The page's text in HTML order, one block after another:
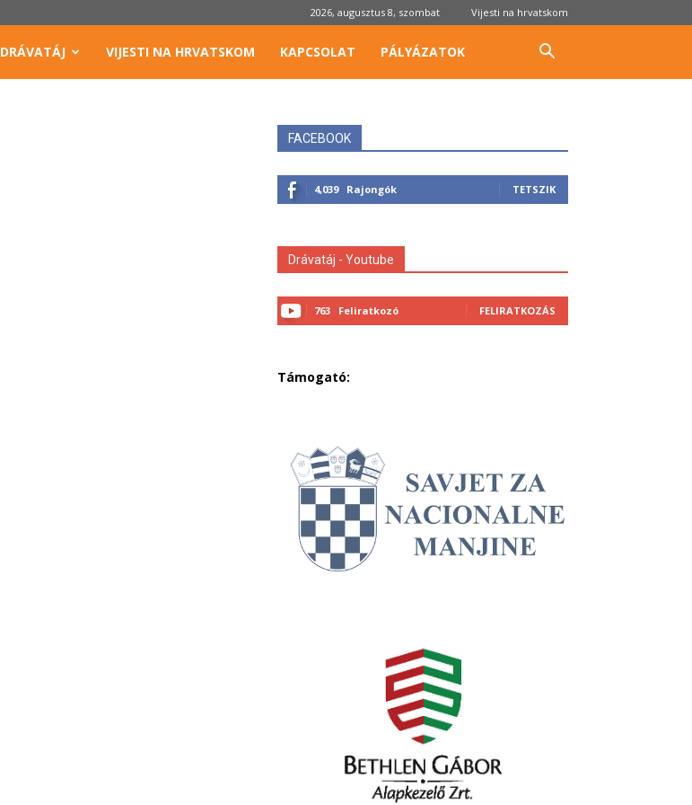
2026, augusztus 8, szombat Vijesti na hrvatskom
DRÁVATÁJ VIJESTI NA HRVATSKOM KAPCSOLAT PÁLYÁZATOK
FACEBOOK
4,039 Rajongók TETSZIK
Drávatáj - Youtube
763 Feliratkozó FELIRATKOZÁS
Támogató: